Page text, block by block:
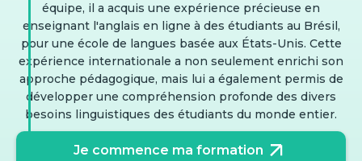
équipe, il a acquis une expérience précieuse en
enseignant l'anglais en ligne à des étudiants au Brésil,
pour une école de langues basée aux États-Unis. Cette
expérience internationale a non seulement enrichi son
approche pédagogique, mais lui a également permis de
développer une compréhension profonde des divers
besoins linguistiques des étudiants du monde entier.
Je commence ma formation